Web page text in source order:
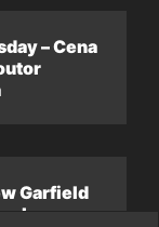
– Cena
Garfield